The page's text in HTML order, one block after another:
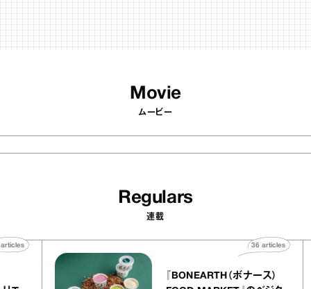
Movie
ムービー
Regulars
連載
40articles
『BONEARTH（ボナース）
36articles